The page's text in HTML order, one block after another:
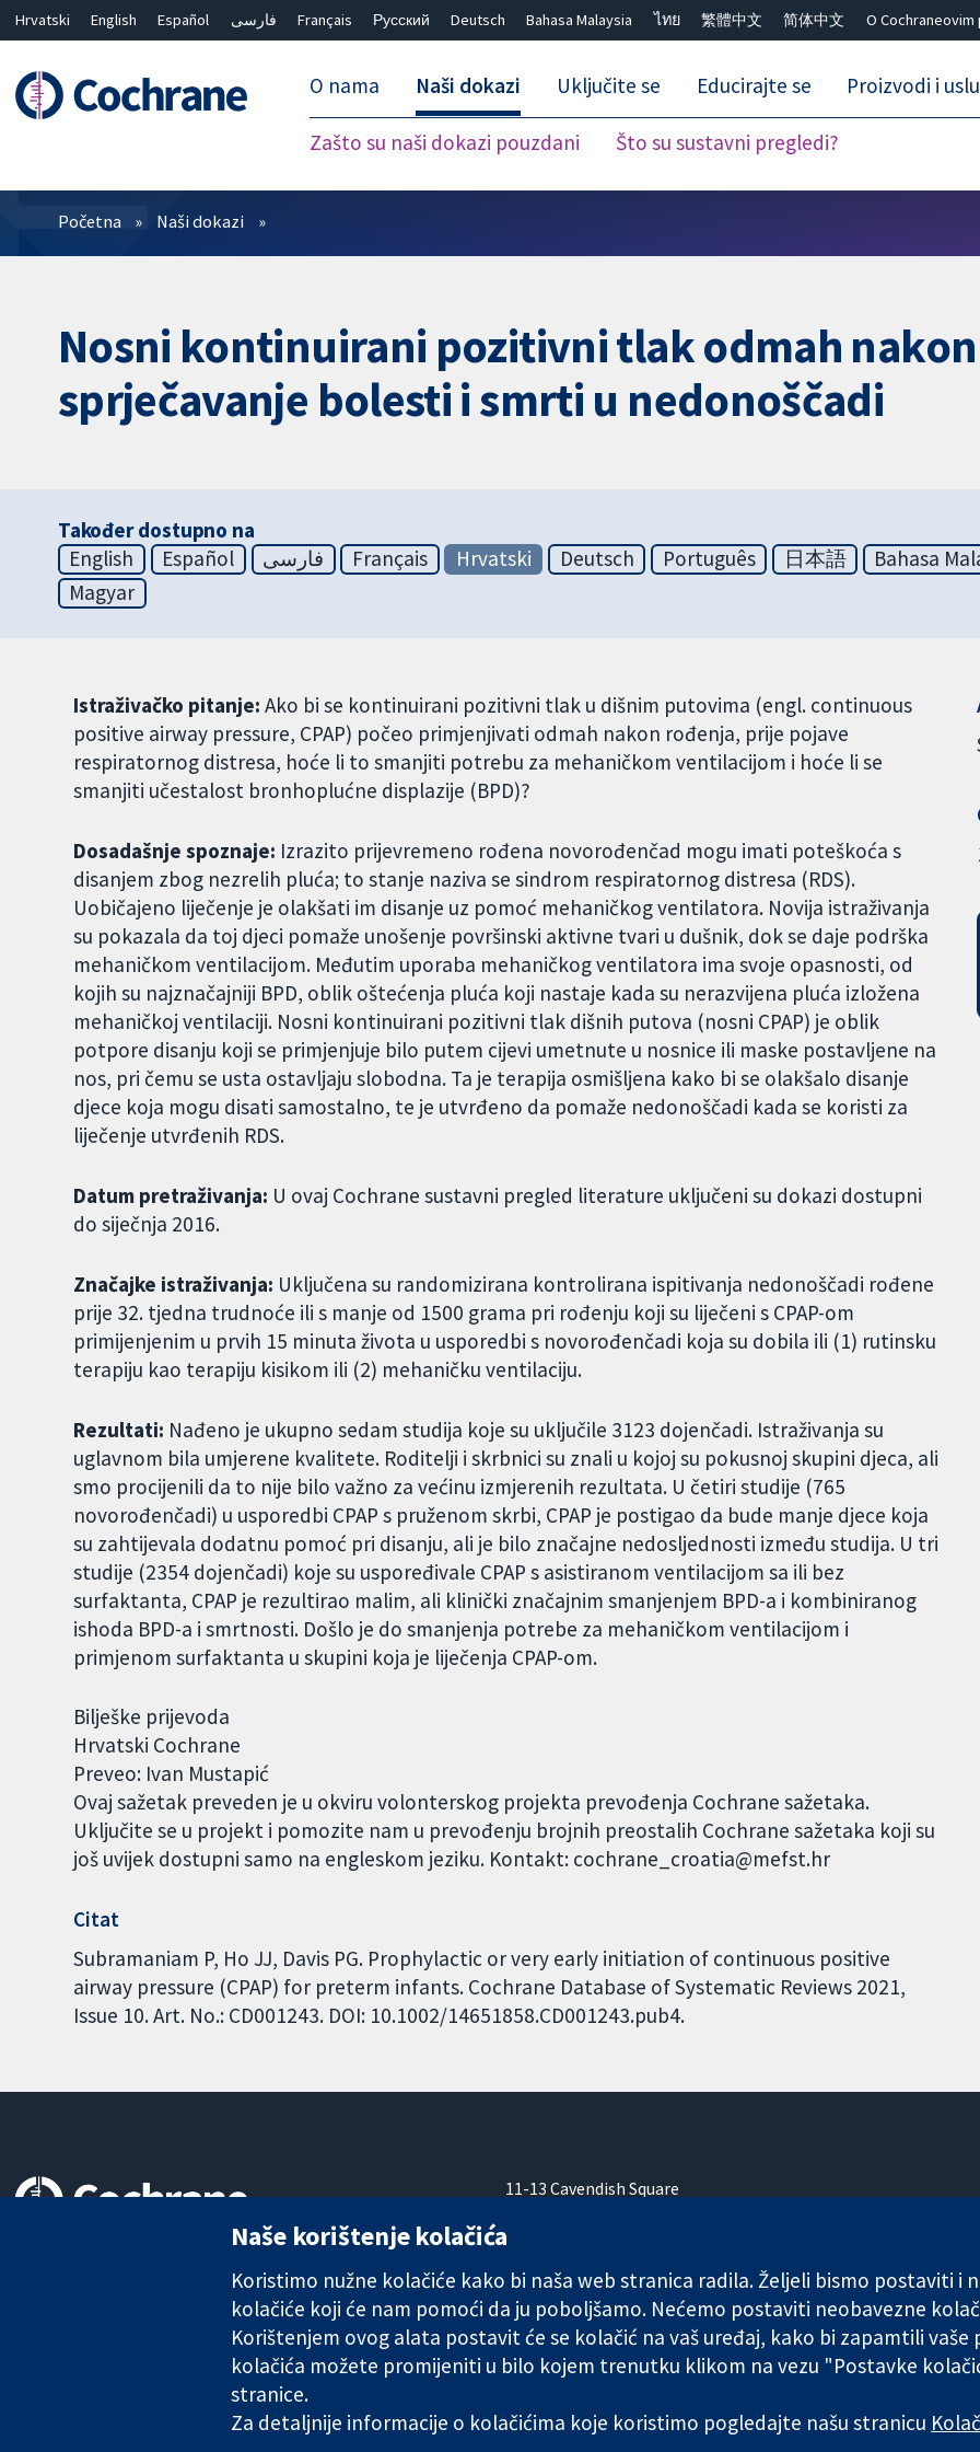
Hrvatski English Español فارسی Français Русский Deutsch Bahasa Malaysia ไทย 繁體中文 简体中文 O
O nama Naši dokazi
Zašto su naši dokazi pouzdani Što su sustavni pregledi?
Uključite se Educirajte se Proizvodi i
Prečistači
Početna Naši dokazi
Nosni kontinuirani pozitivni tlak odmah
sprječavanje bolesti i smrti u nedonoščadi
Također dostupno na
English
Español فارسی Français Hrvatski Deutsch Português 日本語 Bahasa
Magyar
Istraživačko pitanje: Ako bi se kontinuirani pozitivni tlak u dišnim putovima (engl. continuous
positive airway pressure, CPAP) počeo primjenjivati odmah nakon rođenja, prije pojave
respiratornog distresa, hoće li to smanjiti potrebu za mehaničkom ventilacijom i hoće li se
smanjiti učestalost bronhoplućne displazije (BPD)?
Dosadašnje spoznaje: Izrazito prijevremeno rođena novorođenčad mogu imati poteškoća s
disanjem zbog nezrelih pluća; to stanje naziva se sindrom respiratornog distresa (RDS).
Uobičajeno liječenje je olakšati im disanje uz pomoć mehaničkog ventilatora. Novija istraživanja
su pokazala da toj djeci pomaže unošenje površinski aktivne tvari u dušnik, dok se daje podrška
mehaničkom ventilacijom. Međutim uporaba mehaničkog ventilatora ima svoje opasnosti, od
kojih su najznačajniji BPD, oblik oštećenja pluća koji nastaje kada su nerazvijena pluća izložena
mehaničkoj ventilaciji. Nosni kontinuirani pozitivni tlak dišnih putova (nosni CPAP) je oblik
potpore disanju koji se primjenjuje bilo putem cijevi umetnute u nosnice ili maske postavljene na
nos, pri čemu se usta ostavljaju slobodna. Ta je terapija osmišljena kako bi se olakšalo disanje
djece koja mogu disati samostalno, te je utvrđeno da pomaže nedonoščadi kada se koristi za
liječenje utvrđenih RDS.
Datum pretraživanja: U ovaj Cochrane sustavni pregled literature uključeni su dokazi dostupni
do siječnja 2016.
Značajke istraživanja: Uključena su randomizirana kontrolirana ispitivanja nedonoščadi rođene
prije 32. tjedna trudnoće ili s manje od 1500 grama pri rođenju koji su liječeni s CPAP-om
primijenjenim u prvih 15 minuta života u usporedbi s novorođenčadi koja su dobila ili (1) rutinsku
terapiju kao terapiju kisikom ili (2) mehaničku ventilaciju.
Rezultati: Nađeno je ukupno sedam studija koje su uključile 3123 dojenčadi. Istraživanja su
uglavnom bila umjerene kvalitete. Roditelji i skrbnici su znali u kojoj su pokusnoj skupini djeca, ali
smo procijenili da to nije bilo važno za većinu izmjerenih rezultata. U četiri studije (765
novorođenčadi) u usporedbi CPAP s pruženom skrbi, CPAP je postigao da bude manje djece koja
su zahtijevala dodatnu pomoć pri disanju, ali je bilo značajne nedosljednosti između studija. U tri
studije (2354 dojenčadi) koje su uspoređivale CPAP s asistiranom ventilacijom sa ili bez
surfaktanta, CPAP je rezultirao malim, ali klinički značajnim smanjenjem BPD-a i kombiniranog
ishoda BPD-a i smrtnosti. Došlo je do smanjenja potrebe za mehaničkom ventilacijom i
primjenom surfaktanta u skupini koja je liječenja CPAP-om.
Bilješke prijevoda
Hrvatski Cochrane
Preveo: Ivan Mustapić
Ovaj sažetak preveden je u okviru volonterskog projekta prevođenja Cochrane sažetaka.
Uključite se u projekt i pomozite nam u prevođenju brojnih preostalih Cochrane sažetaka koji su
još uvijek dostupni samo na engleskom jeziku. Kontakt: cochrane_croatia@mefst.hr
Citat
Subramaniam P, Ho JJ, Davis PG. Prophylactic or very early initiation of continuous positive
airway pressure (CPAP) for preterm infants. Cochrane Database of Systematic Reviews 2021,
Issue 10. Art. No.: CD001243. DOI: 10.1002/14651858.CD001243.pub4.
11-13 Cavendish Square
W1G 0AN
The Cochrane Collaboration is a charity (no. 1045921) and a company limited by guarantee (no. 03044323) registered in England &
Copyright © 2026 The Cochrane Collaboration Uvjeti korištenja Odricanje
Naše korištenje kolačića
Koristimo nužne kolačiće kako bi naša web stranica radila. Željeli bismo postaviti i
kolačiće koji će nam pomoći da ju poboljšamo. Nećemo postaviti neobavezne
Korištenjem ovog alata postavit će se kolačić na vaš uređaj, kako bi zapamtili vaše
kolačića možete promijeniti u bilo kojem trenutku klikom na vezu "Postavke
stranice.
Za detaljnije informacije o kolačićima koje koristimo pogledajte našu stranicu